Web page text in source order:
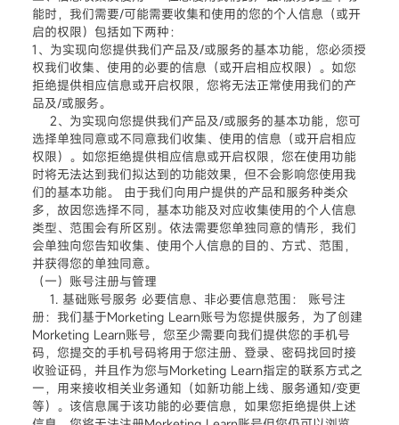
能时，我们需要/可能需要收集和使用的您的个人信息（或开
启的权限）包括如下两种：
1、为实现向您提供我们产品及/或服务的基本功能，您必须授
权我们收集、使用的必要的信息（或开启相应权限）。如您
拒绝提供相应信息或开启权限，您将无法正常使用我们的产
品及/或服务。
2、为实现向您提供我们产品及/或服务的基本功能，您可
选择单独同意或不同意我们收集、使用的信息（或开启相应
权限）。如您拒绝提供相应信息或开启权限，您在使用功能
时将无法达到我们拟达到的功能效果，但不会影响您使用我
们的基本功能。 由于我们向用户提供的产品和服务种类众
多，故因您选择不同，基本功能及对应收集使用的个人信息
类型、范围会有所区别。依法需要您单独同意的情形，我们
会单独向您告知收集、使用个人信息的目的、方式、范围，
并获得您的单独同意。
（一）账号注册与管理
1. 基础账号服务 必要信息、非必要信息范围： 账号注
册：我们基于Morketing Learn账号为您提供服务，为了创建
Morketing Learn账号，您至少需要向我们提供您的手机号
码，您提交的手机号码将用于您注册、登录、密码找回时接
收验证码，并且作为您与Morketing Learn指定的联系方式之
一，用来接收相关业务通知（如新功能上线、服务通知/变更
等）。该信息属于该功能的必要信息，如果您拒绝提供上述